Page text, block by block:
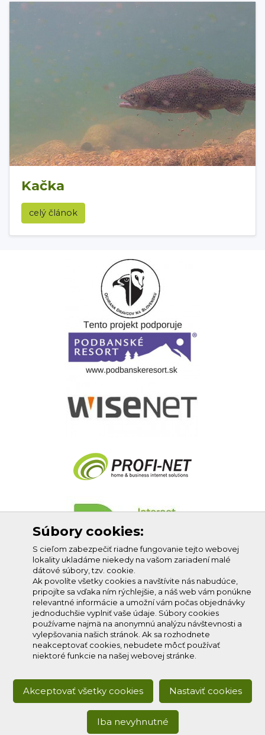
Kačka
celý článok
Profi-net s.r.o.
Súbory cookies:
S cieľom zabezpečiť riadne fungovanie tejto webovej
lokality ukladáme niekedy na vašom zariadení malé
dátové súbory, tzv. cookie.
Ak povolíte všetky cookies a navštívite nás nabudúce,
pripojíte sa vďaka ním rýchlejšie, a náš web vám ponúkne
relevantné informácie a umožní vám počas objednávky
jednoduchšie vyplniť vaše údaje. Súbory cookies
používame najmä na anonymnú analýzu návštevnosti a
vylepšovania našich stránok. Ak sa rozhodnete
neakceptovať cookies, nebudete môcť používať
niektoré funkcie na našej webovej stránke.
Akceptovať všetky cookies Nastaviť cookies
Iba nevyhnutné